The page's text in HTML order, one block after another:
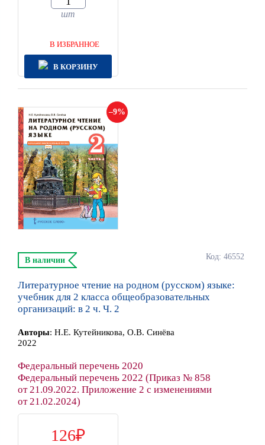
шт
В ИЗБРАННОЕ
В КОРЗИНУ
9
Код: 46552
В наличии
Литературное чтение на родном (русском) языке:
учебник для 2 класса общеобразовательных
организаций: в 2 ч. Ч. 2
Авторы: Н.Е. Кутейникова, О.В. Синёва
2022
Федеральный перечень 2020
Федеральный перечень 2022 (Приказ № 858
от 21.09.2022. Приложение 2 с изменениями
от 21.02.2024)
126